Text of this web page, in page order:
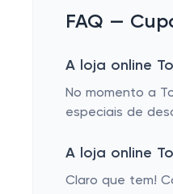
FAQ —
A loja online
No momento a
especiais de
A loja online
Claro que tem!